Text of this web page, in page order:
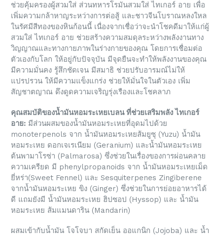
ช่วยคุ้มครองผู้สวมใส่ ส่วนทหารโรมันสวมใส่ ไทเกอร์ อาย เพื่อ
เพิ่มความกล้าหาญระหว่างการต่อสู้ และชาวจีนโบราณหลงใหล
ในรัศมีสีทองของหินก้อนนี้ เนื่องจากเชื่อว่าจะนำโชคดีมาให้แก่ผู้
สวมใส่ ไทเกอร์ อาย ช่วยสร้างความสมดุลระหว่างพลังงานทาง
วิญญาณและทางกายภาพในร่างกายของคุณ โดยการเชื่อมต่อ
ตัวเองกับโลก ให้อยู่กับปัจจุบัน มีจุดยืนจะทำให้พลังงานของคุณ
มีความมั่นคง รู้สึกชัดเจน มีสมาธิ ช่วยปรับอารมณ์ไม่ให้
แปรปรวน ให้มีความแข็งแกร่ง ช่วยให้มั่นใจในตัวเอง เพิ่ม
สัญชาตญาณ ดึงดูดความเจริญรุ่งเรืองและโชคลาภ
คุณสมบัติของน้ำมันหอมระเหยเบลน ที่ช่วยเสริมพลัง ไทเกอร์
อาย: มีส่วนผสมของน้ำมันหอมระเหยที่อุดมไปด้วย
monoterpenols จาก น้ำมันหอมระเหยส้มยูซุ (Yuzu) น้ำมัน
หอมระเหย ดอกเจเรเนียม (Geranium) และน้ำมันหอมระเหย
ต้นพามาโรซ่า (Palmarosa) ซึ่งช่วยในเรื่องของการผ่อนคลาย
ความเครียด มี phenylpropanoids จาก น้ำมันหอมระเหยเม็ด
ยี่หร่า(Sweet Fennel) และ Sesquiterpenes Zingiberene
จากน้ำมันหอมระเหย ขิง (Ginger) ซึ่งช่วยในการย่อยอาหารได้
ดี แถมยังมี น้ำมันหอมระเหย ฮิปซอป (Hyssop) และ น้ำมัน
หอมระเหย ส้มแมนดาริน (Mandarin)
ผสมเข้ากับน้ำมัน โจโจบา สกัดเย็น ออแกนิก (Jojoba) และ น้ำ